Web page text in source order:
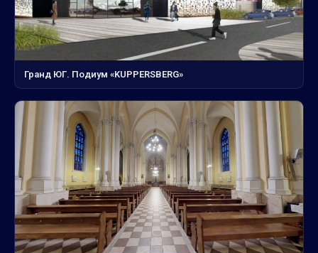
Гранд ЮГ. Подиум «KUPPERSBERG»